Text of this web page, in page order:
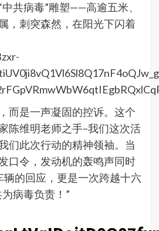
共病毒”雕塑——高逾五米、
，刺突森然，在阳光下闪着
而是一声凝固的控诉。这个
陈维明老师之手–我们这次活
们此次行动的精神领袖。当
口令，发动机的轰鸣声同时
的回应，更是一次跨越十六
病毒负责！”